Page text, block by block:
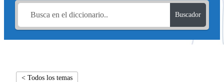
Buscador
< Todos los temas